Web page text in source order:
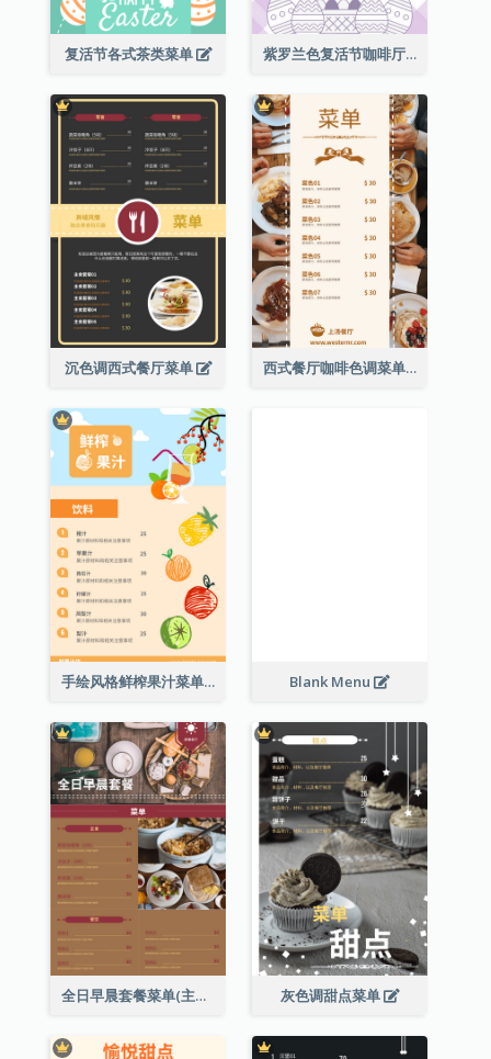
复活节各式茶类菜单 紫罗兰色复活节咖啡厅菜单
沉色调西式餐厅菜单 西式餐厅咖啡色调菜单
手绘风格鲜榨果汁菜单 Blank Menu
全日早晨套餐菜单(主食及餐饮) 灰色调甜点菜单